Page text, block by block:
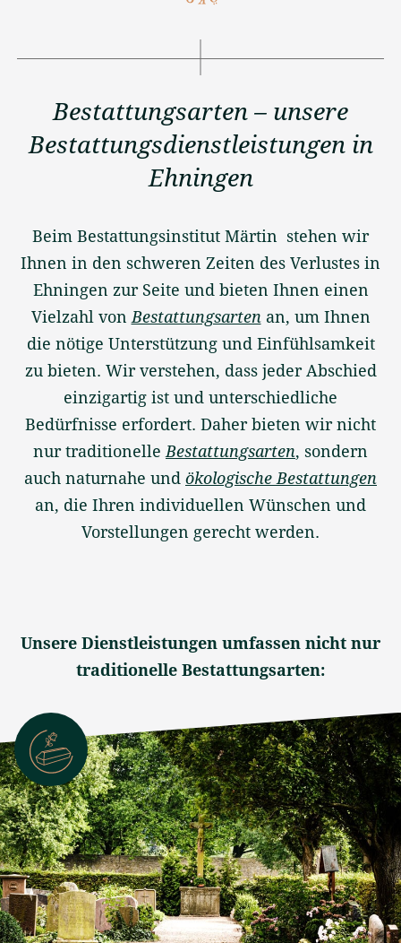
Bestattungsarten – unsere
Bestattungsdienstleistungen in
Ehningen
Beim Bestattungsinstitut Märtin stehen wir
Ihnen in den schweren Zeiten des Verlustes in
Ehningen zur Seite und bieten Ihnen einen
Vielzahl von Bestattungsartenan, um Ihnen
die nötige Unterstützung und Einfühlsamkeit
zu bieten. Wir verstehen, dass jeder Abschied
einzigartig ist und unterschiedliche
Bedürfnisse erfordert. Daher bieten wir nicht
nur traditionelle Bestattungsarten, sondern
auch naturnahe und ökologische Bestattungen
an, die Ihren individuellen Wünschen und
Vorstellungen gerecht werden.
Unsere Dienstleistungen umfassen nicht nur
traditionelle Bestattungsarten: